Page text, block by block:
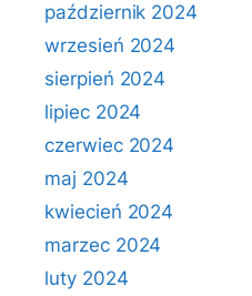
październik 2024
wrzesień 2024
sierpień 2024
lipiec 2024
czerwiec 2024
maj 2024
kwiecień 2024
marzec 2024
luty 2024